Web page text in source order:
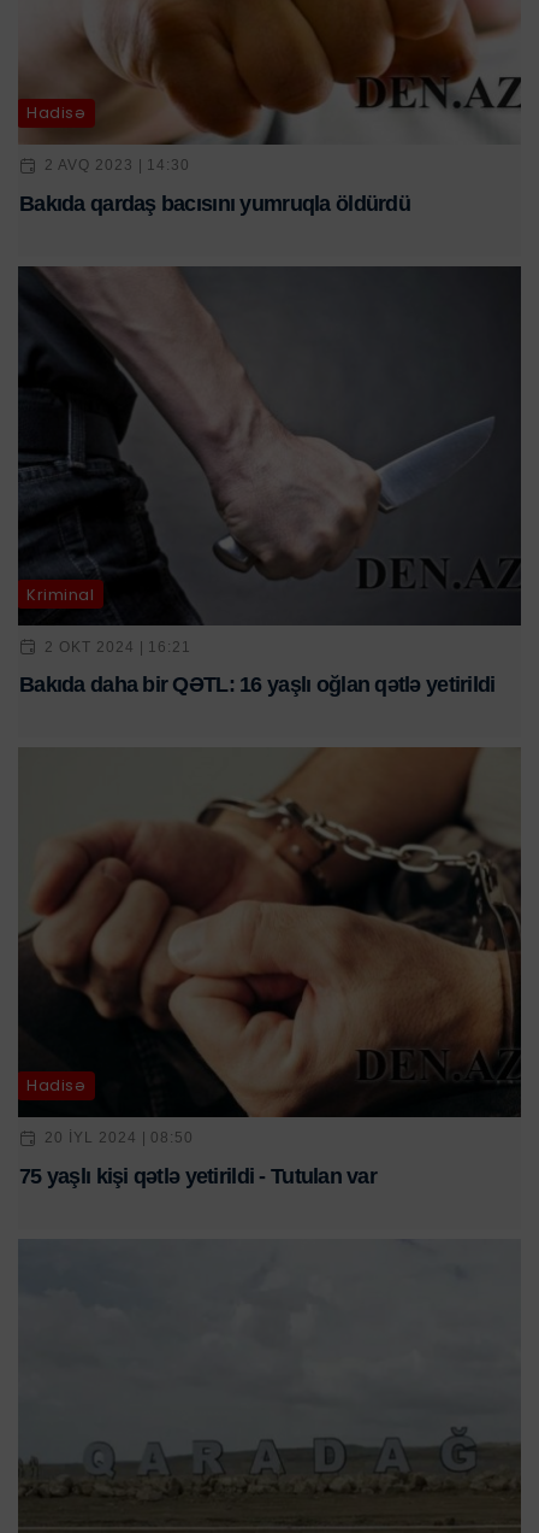
Hadisə
2 AVQ 2023 | 14:30
Bakıda qardaş bacısını yumruqla öldürdü
Kriminal
2 OKT 2024 | 16:21
Bakıda daha bir QƏTL: 16 yaşlı oğlan qətlə yetirildi
Hadisə
20 IYL 2024 | 08:50
75 yaşlı kişi qətlə yetirildi - Tutulan var